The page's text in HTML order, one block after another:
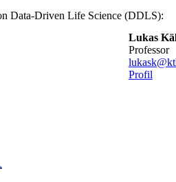
Data-Driven Life Science (DDLS):
Lukas
professor
Profil